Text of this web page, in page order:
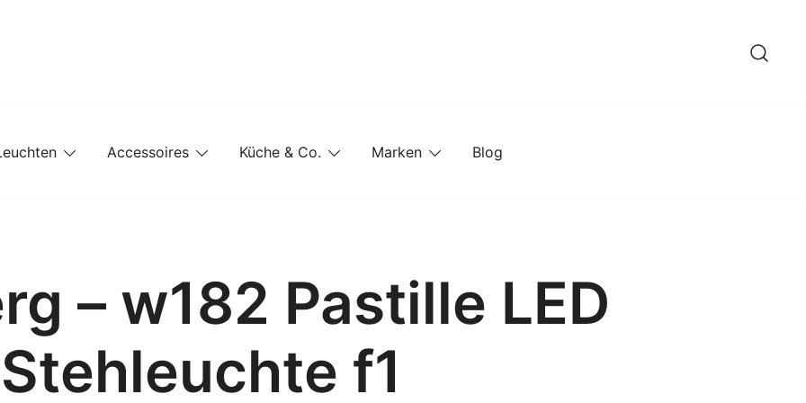
Accessoires Küche & Co. Marken Blog
– w182 Pastille LED
Stehleuchte f1